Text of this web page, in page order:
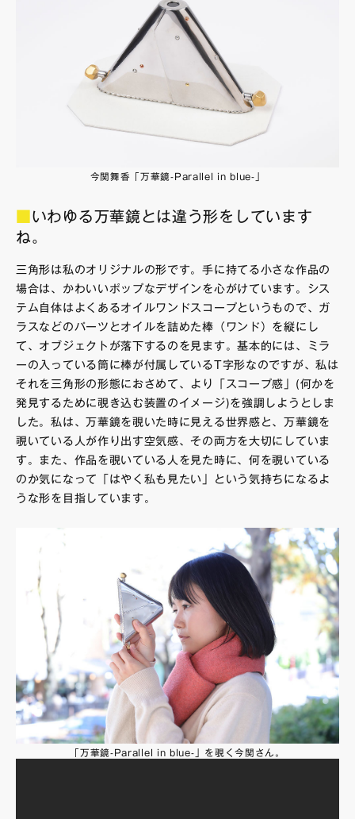
今関舞香「万華鏡-Parallel in blue-」
いわゆる万華鏡とは違う形をしています
ね。
三角形は私のオリジナルの形です。手に持てる小さな作品の
場合は、かわいいポップなデザインを心がけています。シス
テム自体はよくあるオイルワンドスコープというもので、ガ
ラスなどのパーツとオイルを詰めた棒（ワンド）を縦にし
て、オブジェクトが落下するのを見ます。基本的には、ミラ
ーの入っている筒に棒が付属しているT字形なのですが、私は
それを三角形の形態におさめて、より「スコープ感」(何かを
発見するために覗き込む装置のイメージ)を強調しようとしま
した。私は、万華鏡を覗いた時に見える世界感と、万華鏡を
覗いている人が作り出す空気感、その両方を大切にしていま
す。また、作品を覗いている人を見た時に、何を覗いている
のか気になって「はやく私も見たい」という気持ちになるよ
うな形を目指しています。
「万華鏡-Parallel in blue-」を覗く今関さん。